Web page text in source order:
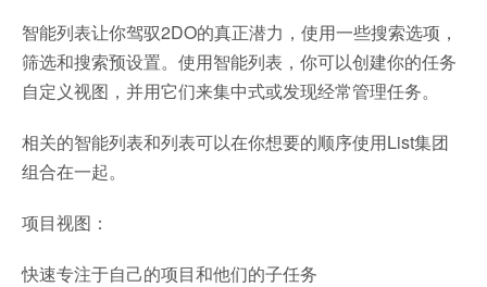
智能列表让你驾驭2DO的真正潜力，使用一些搜索选项，
筛选和搜索预设置。使用智能列表，你可以创建你的任务
自定义视图，并用它们来集中式或发现经常管理任务。
相关的智能列表和列表可以在你想要的顺序使用List集团
组合在一起。
项目视图：
快速专注于自己的项目和他们的子任务